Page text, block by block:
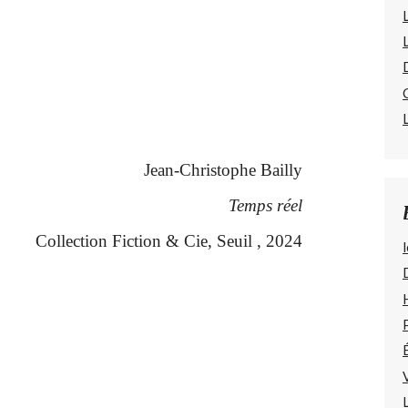
Jean-Christophe Bailly
Temps réel
Collection Fiction & Cie, Seuil , 2024